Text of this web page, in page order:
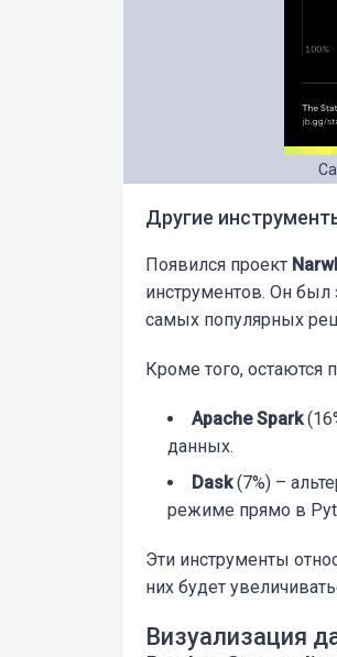
Другие
Появился проект
инструментов. Он был
самых популярных
Кроме того, остаются
Apache Spark
данных.
Dask(7%) –
режиме прямо в
Эти инструменты
них будет
Визуализация